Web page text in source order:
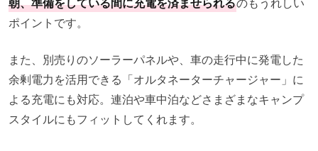
ポイントです。
また、別売りのソーラーパネルや、車の走行中に発電した
余剰電力を活用できる「オルタネーターチャージャー」に
よる充電にも対応。連泊や車中泊などさまざまなキャンプ
スタイルにもフィットしてくれます。